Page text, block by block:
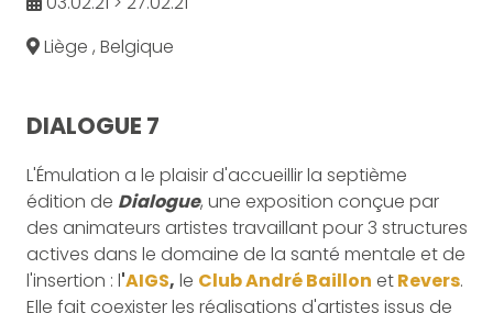
Liège , Belgique
DIALOGUE 7
L'Émulation a le plaisir d'accueillir la septième
édition de Dialogue, une exposition conçue par
des animateurs artistes travaillant pour 3 structures
actives dans le domaine de la santé mentale et de
l'insertion : l'AIGS, le Club André Baillon etRevers.
Elle fait coexister les réalisations d'artistes issus de